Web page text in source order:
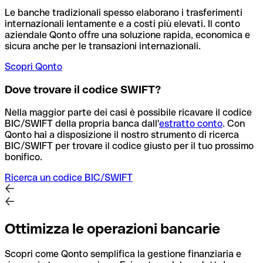
Le banche tradizionali spesso elaborano i trasferimenti
internazionali lentamente e a costi più elevati. Il conto
aziendale Qonto offre una soluzione rapida, economica e
sicura anche per le transazioni internazionali.
Scopri Qonto
Dove trovare il codice SWIFT?
Nella maggior parte dei casi è possibile ricavare il codice
BIC/SWIFT della propria banca dall'estratto conto. Con
Qonto hai a disposizione il nostro strumento di ricerca
BIC/SWIFT per trovare il codice giusto per il tuo prossimo
bonifico.
Ricerca un codice BIC/SWIFT
Ottimizza le operazioni bancarie
Scopri come Qonto semplifica la gestione finanziaria e